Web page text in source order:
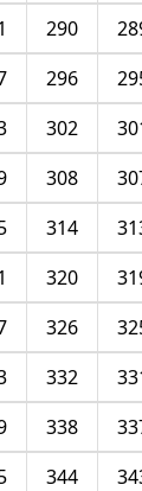
290
296
302
308
314
320
326
332
338
344